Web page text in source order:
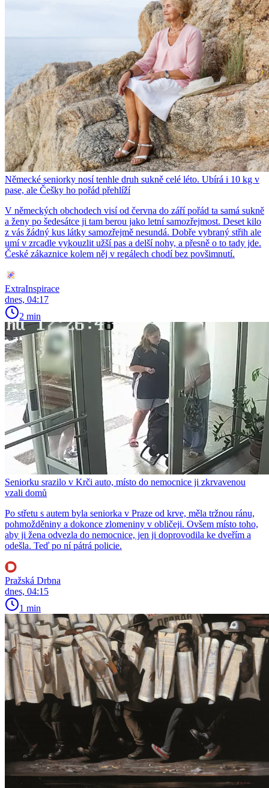
Německé seniorky nosí tenhle druh sukně celé léto. Ubírá i 10 kg v
pase, ale Češky ho pořád přehlíží
V německých obchodech visí od června do září pořád ta samá sukně
a ženy po šedesátce ji tam berou jako letní samozřejmost. Deset kilo
z vás žádný kus látky samozřejmě nesundá. Dobře vybraný střih ale
umí v zrcadle vykouzlit užší pas a delší nohy, a přesně o to tady jde.
České zákaznice kolem něj v regálech chodí bez povšimnutí.
ExtraInspirace
dnes, 04:17
2 min
Seniorku srazilo v Krči auto, místo do nemocnice ji zkrvavenou
vzali domů
Po střetu s autem byla seniorka v Praze od krve, měla tržnou ránu,
pohmožděniny a dokonce zlomeniny v obličeji. Ovšem místo toho,
aby ji žena odvezla do nemocnice, jen ji doprovodila ke dveřím a
odešla. Teď po ní pátrá policie.
Pražská Drbna
dnes, 04:15
1 min